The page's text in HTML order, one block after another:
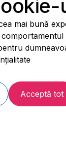
mai bună
Acceptă tot